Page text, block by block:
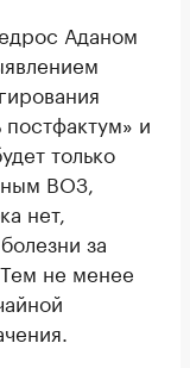
Аданом
и
только
ВОЗ,
нет,
за
не менее